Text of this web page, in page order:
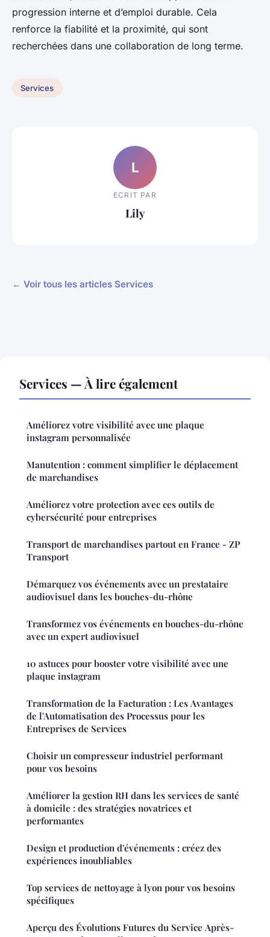
progression interne et d’emploi durable. Cela
renforce la fiabilité et la proximité, qui sont
recherchées dans une collaboration de long terme.
Services
L
ECRIT PAR
Lily
← Voir tous les articles Services
Services — À lire également
Améliorez votre visibilité avec une plaque
instagram personnalisée
Manutention : comment simplifier le déplacement
de marchandises
Améliorez votre protection avec ces outils de
cybersécurité pour entreprises
Transport de marchandises partout en France - ZP
Transport
Démarquez vos événements avec un prestataire
audiovisuel dans les bouches-du-rhône
Transformez vos événements en bouches-du-rhône
avec un expert audiovisuel
10 astuces pour booster votre visibilité avec une
plaque instagram
Transformation de la Facturation : Les Avantages
de l'Automatisation des Processus pour les
Entreprises de Services
Choisir un compresseur industriel performant
pour vos besoins
Améliorer la gestion RH dans les services de santé
à domicile : des stratégies novatrices et
performantes
Design et production d'événements : créez des
expériences inoubliables
Top services de nettoyage à lyon pour vos besoins
spécifiques
Aperçu des Évolutions Futures du Service Après-